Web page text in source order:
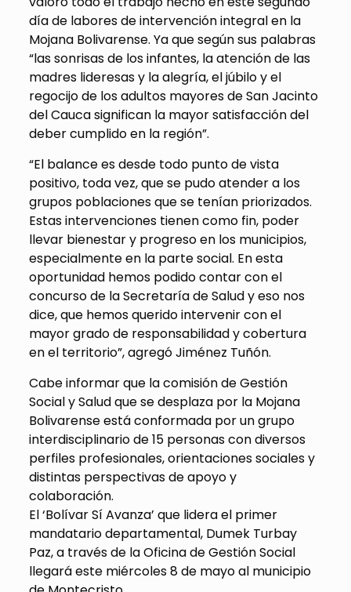
día de labores de intervención integral en la
Mojana Bolivarense. Ya que según sus palabras
“las sonrisas de los infantes, la atención de las
madres lideresas y la alegría, el júbilo y el
regocijo de los adultos mayores de San Jacinto
del Cauca significan la mayor satisfacción del
deber cumplido en la región”.
“El balance es desde todo punto de vista
positivo, toda vez, que se pudo atender a los
grupos poblaciones que se tenían priorizados.
Estas intervenciones tienen como fin, poder
llevar bienestar y progreso en los municipios,
especialmente en la parte social. En esta
oportunidad hemos podido contar con el
concurso de la Secretaría de Salud y eso nos
dice, que hemos querido intervenir con el
mayor grado de responsabilidad y cobertura
en el territorio”, agregó Jiménez Tuñón.
Cabe informar que la comisión de Gestión
Social y Salud que se desplaza por la Mojana
Bolivarense está conformada por un grupo
interdisciplinario de 15 personas con diversos
perfiles profesionales, orientaciones sociales y
distintas perspectivas de apoyo y
colaboración.
El ‘Bolívar Sí Avanza’ que lidera el primer
mandatario departamental, Dumek Turbay
Paz, a través de la Oficina de Gestión Social
llegará este miércoles 8 de mayo al municipio